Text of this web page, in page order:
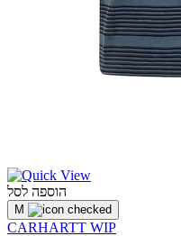
הוספה לסל
M
CARHARTT WIP